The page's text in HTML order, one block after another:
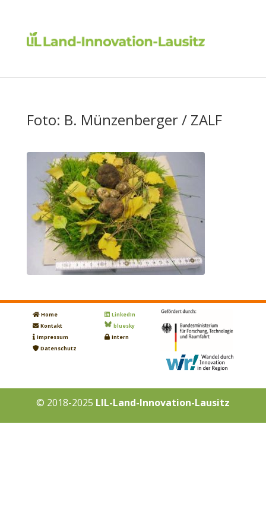
Foto: B. Münzenberger / ZALF
Home
Kontakt
Impressum
Datenschutz
LinkedIn
bluesky
Intern
© 2018-2025 LIL-Land-Innovation-Lausitz